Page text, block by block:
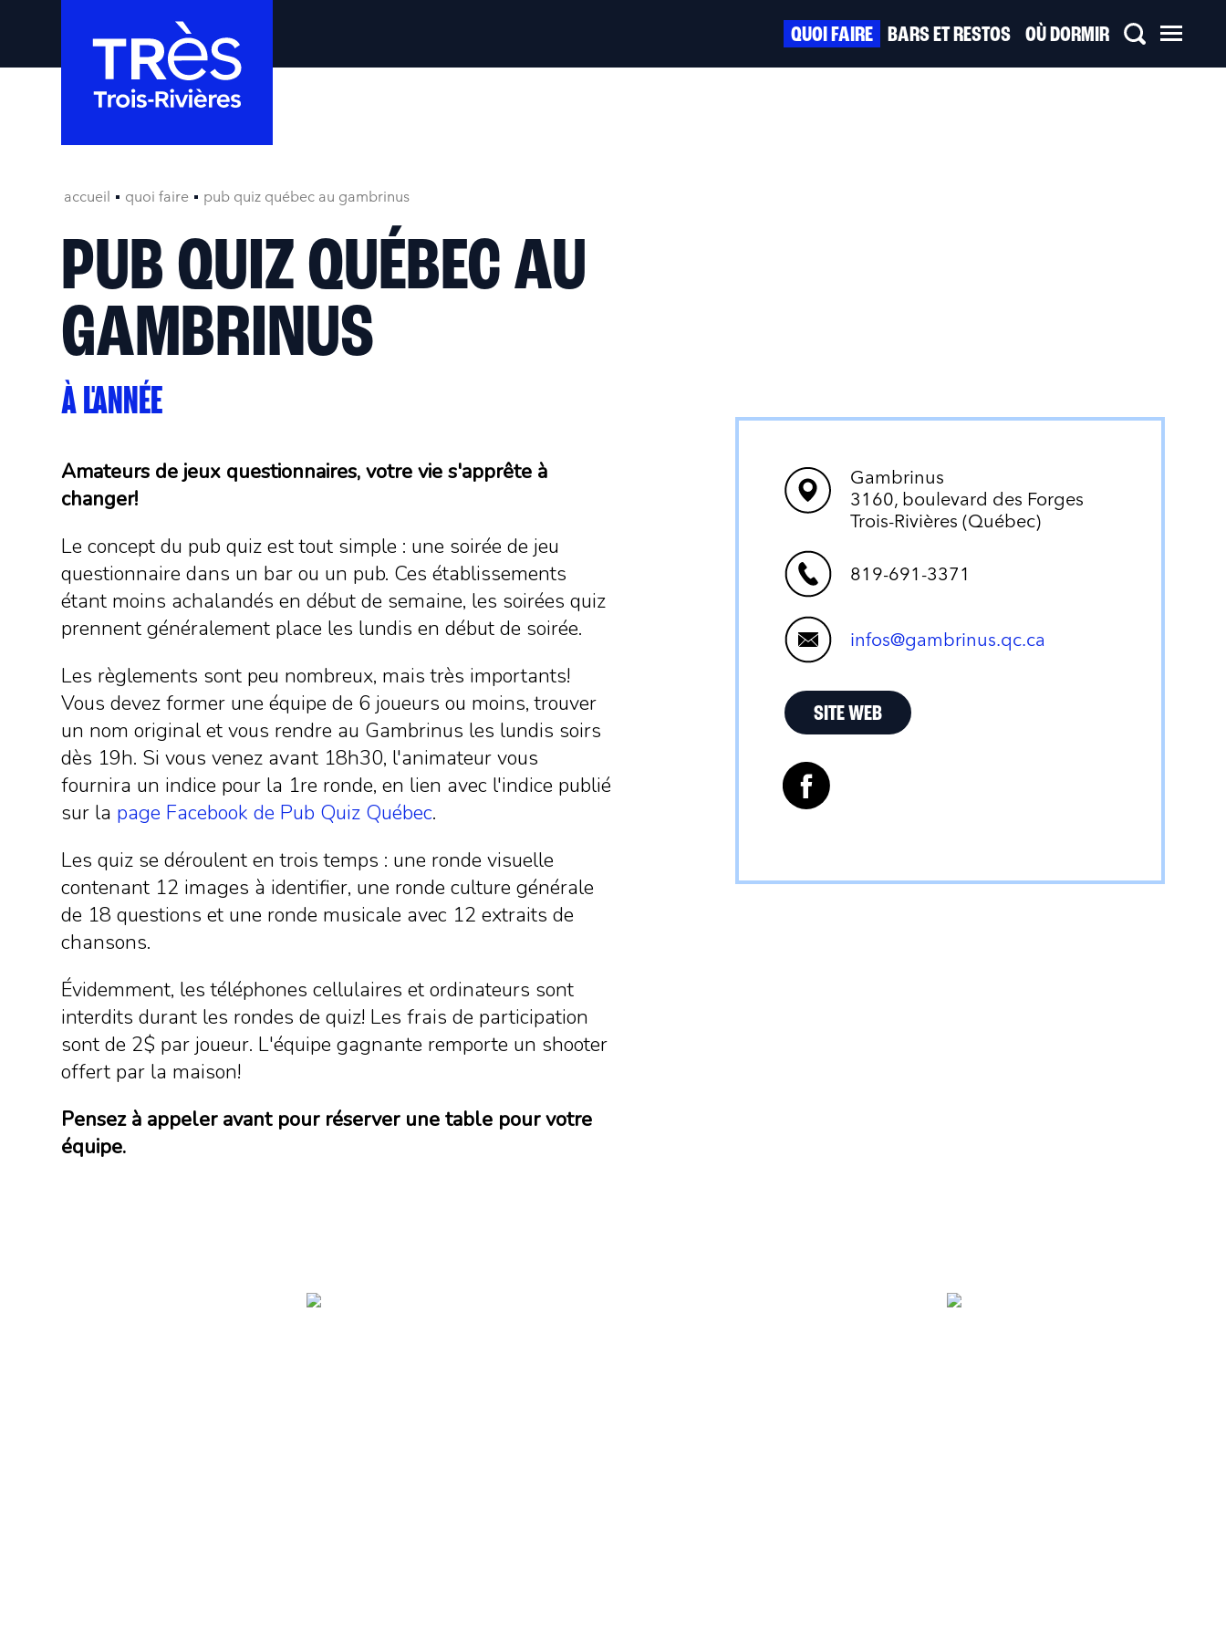
QUOI FAIRE BARS ET RESTOS OÙ DORMIR
accueil quoi faire pub quiz québec au gambrinus
PUB QUIZ QUÉBEC AU
GAMBRINUS
À L'ANNÉE
Amateurs de jeux questionnaires, votre vie s'apprête à
changer!
Le concept du pub quiz est tout simple : une soirée de jeu
questionnaire dans un bar ou un pub. Ces établissements
étant moins achalandés en début de semaine, les soirées quiz
prennent généralement place les lundis en début de soirée.
Les règlements sont peu nombreux, mais très importants!
Vous devez former une équipe de 6 joueurs ou moins, trouver
un nom original et vous rendre au Gambrinus les lundis soirs
dès 19h. Si vous venez avant 18h30, l'animateur vous
fournira un indice pour la 1re ronde, en lien avec l'indice publié
sur la page Facebook de Pub Quiz Québec.
Les quiz se déroulent en trois temps : une ronde visuelle
contenant 12 images à identifier, une ronde culture générale
de 18 questions et une ronde musicale avec 12 extraits de
chansons.
Évidemment, les téléphones cellulaires et ordinateurs sont
interdits durant les rondes de quiz! Les frais de participation
sont de 2$ par joueur. L'équipe gagnante remporte un shooter
offert par la maison!
Pensez à appeler avant pour réserver une table pour votre
équipe.
Gambrinus
3160, boulevard des Forges
Trois-Rivières (Québec)
819-691-3371
infos@gambrinus.qc.ca
SITE WEB